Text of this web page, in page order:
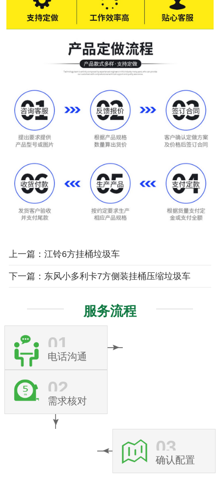
上一篇：江铃6方挂桶垃圾车
下一篇：东风小多利卡7方侧装挂桶压缩垃圾车
服务流程
01
电话沟通
02
需求核对
03
确认配置